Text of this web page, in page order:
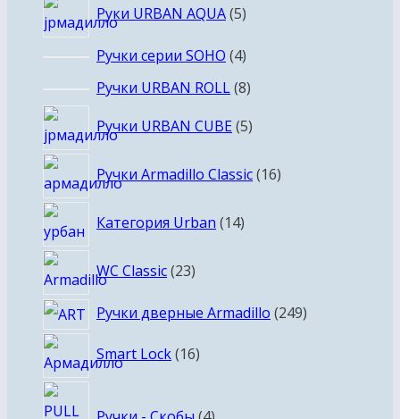
Руки URBAN AQUA 55
Ручки серии SOHO 44
товара
Ручки URBAN ROLL 88
Ручки URBAN CUBE 55
Ручки Armadillo Classic 1616
Категория Urban 1414
WC Classic 2323
Ручки дверные Armadillo 249249
Smart Lock 1616